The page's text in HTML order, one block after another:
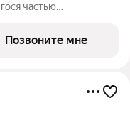
частью
дорогой
Позвоните мне